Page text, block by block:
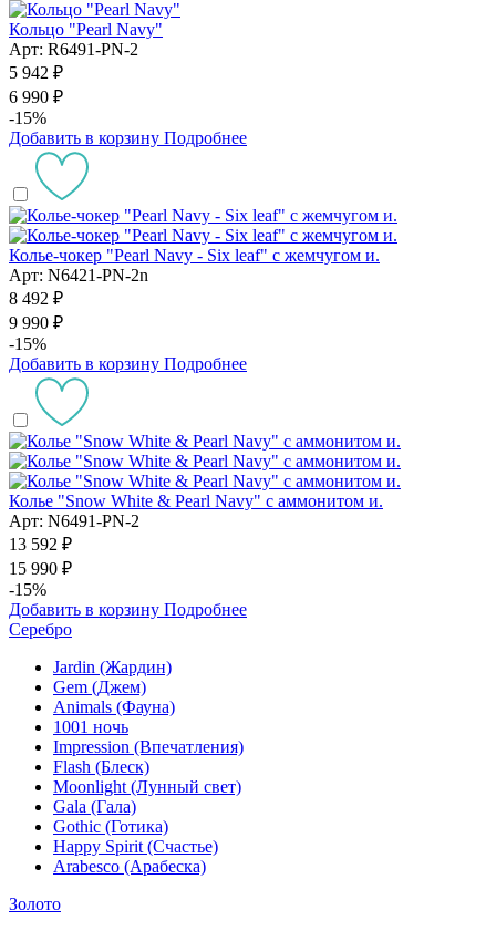
Кольцо "Pearl Navy"
Арт: R6491-PN-2
5 942 ₽
6 990 ₽
-15%
Добавить в корзину Подробнее
Колье-чокер "Pearl Navy - Six leaf" с жемчугом и.
Арт: N6421-PN-2n
8 492 ₽
9 990 ₽
-15%
Добавить в корзину Подробнее
Колье "Snow White & Pearl Navy" с аммонитом и.
Арт: N6491-PN-2
13 592 ₽
15 990 ₽
-15%
Добавить в корзину Подробнее
Серебро
Jardin (Жардин)
Gem (Джем)
Animals (Фауна)
1001 ночь
Impression (Впечатления)
Flash (Блеск)
Moonlight (Лунный свет)
Gala (Гала)
Gothic (Готика)
Happy Spirit (Счастье)
Arabesco (Арабеска)
Золото